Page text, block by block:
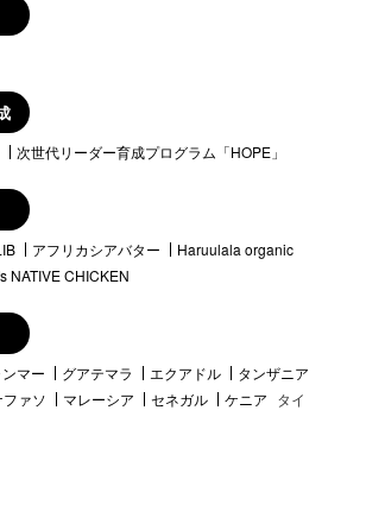
次世代リーダー育成プログラム「HOPE」
アフリカシアバター
Haruulala organic
NATIVE CHICKEN
ンマー グアテマラ エクアドル
タンザニア
ァソ マレーシア セネガル ケニア タイ